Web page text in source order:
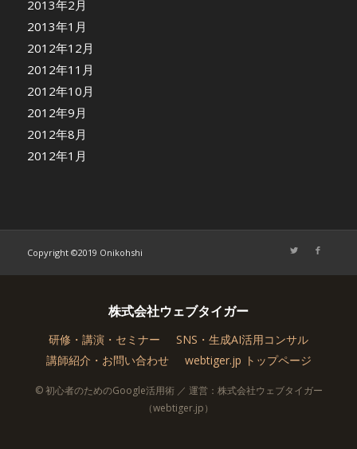
2013年2月
2013年1月
2012年12月
2012年11月
2012年10月
2012年9月
2012年8月
2012年1月
Copyright ©2019 Onikohshi
株式会社ウェブタイガー
研修・講演・セミナー
SNS・生成AI活用コンサル
講師紹介・お問い合わせ
webtiger.jp トップページ
© 初心者のためのGoogle活用術 ／ 運営：株式会社ウェブタイガー
（webtiger.jp）